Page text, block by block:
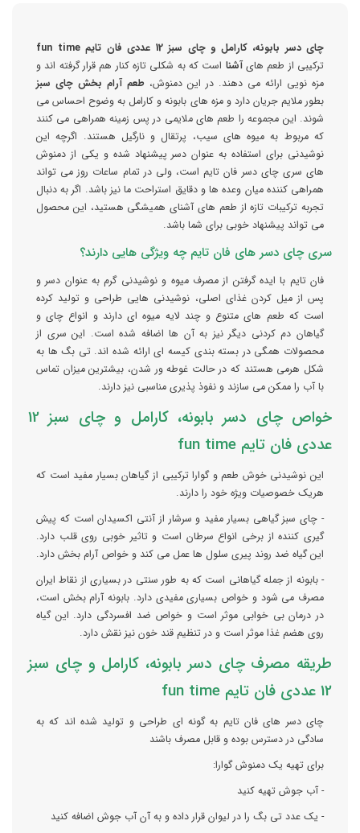
چای دسر بابونه، کارامل و چای سبز 12 عددی فان تایم
fun time
ترکیبی از طعم هایآشنا است که به شکلی تازه کنار هم قرار گرفته اند و
مزه نویی ارائه می دهند. در این دمنوش، طعم آرام بخش چای سبز
بطور ملایم جریان دارد و مزه های بابونه و کارامل به وضوح احساس می
شوند. این مجموعه را طعم های ملایمی در پس زمینه همراهی می کنند
که مربوط به میوه های سیب، پرتقال و نارگیل هستند. اگرچه این
نوشیدنی برای استفاده به عنوان دسر پیشنهاد شده و یکی از دمنوش
های سری چای دسر فان تایم است، ولی در تمام ساعات روز می تواند
همراهی کننده میان وعده ها و دقایق استراحت ما نیز باشد. اگر به دنبال
تجربه ترکیبات تازه از طعم های آشنای همیشگی هستید، این محصول
می تواند پیشنهاد خوبی برای شما باشد.
سری چای دسر های فان تایم چه ویژگی هایی دارند؟
فان تایم با ایده گرفتن از مصرف میوه و نوشیدنی گرم به عنوان دسر و
پس از میل کردن غذای اصلی، نوشیدنی هایی طراحی و تولید کرده
است که طعم های متنوع و چند لایه میوه ای دارند و انواع چای و
گیاهان دم کردنی دیگر نیز به آن ها اضافه شده است. این سری از
محصولات همگی در بسته بندی کیسه ای ارائه شده اند. تی بگ ها به
شکل هرمی هستند که در حالت غوطه ور شدن، بیشترین میزان تماس
با آب را ممکن می سازند و نفوذ پذیری مناسبی نیز دارند.
خواص چای دسر بابونه، کارامل و چای سبز 12
عددی فان تایم fun time
این نوشیدنی خوش طعم و گوارا ترکیبی از گیاهان بسیار مفید است که
هریک خصوصیات ویژه خود را دارند.
- چای سبز گیاهی بسیار مفید و سرشار از آنتی اکسیدان است که پیش
گیری کننده از برخی انواع سرطان است و تاثیر خوبی روی قلب دارد.
این گیاه ضد روند پیری سلول ها عمل می کند و خواص آرام بخش دارد.
- بابونه از جمله گیاهانی است که به طور سنتی در بسیاری از نقاط ایران
مصرف می شود و خواص بسیاری مفیدی دارد. بابونه آرام بخش است،
در درمان بی خوابی موثر است و خواص ضد افسردگی دارد. این گیاه
روی هضم غذا موثر است و در تنظیم قند خون نیز نقش دارد.
طریقه مصرف چای دسر بابونه، کارامل و چای سبز
12 عددی فان تایم fun time
چای دسر های فان تایم به گونه ای طراحی و تولید شده اند که به
سادگی در دسترس بوده و قابل مصرف باشند
برای تهیه یک دمنوش گوارا:
- آب جوش تهیه کنید
- یک عدد تی بگ را در لیوان قرار داده و به آن آب جوش اضافه کنید